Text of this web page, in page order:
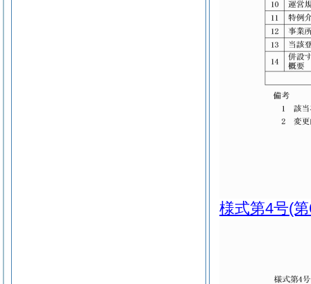
様式第4号(